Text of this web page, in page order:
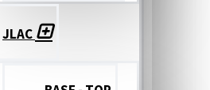
JLAC